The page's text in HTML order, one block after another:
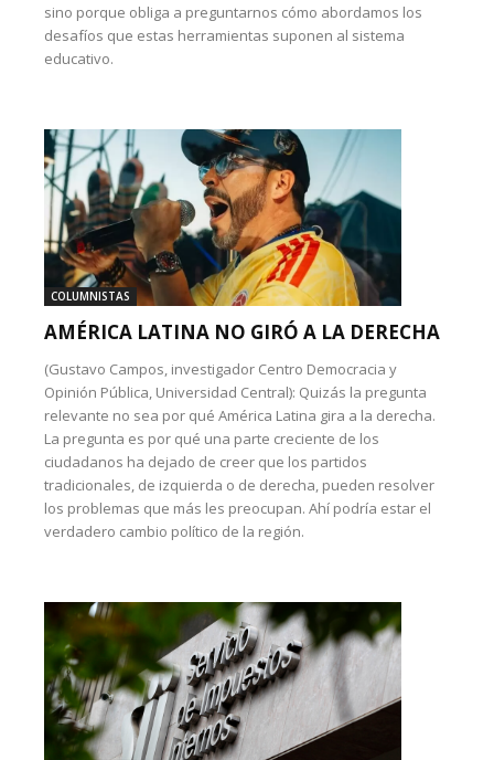
sino porque obliga a preguntarnos cómo abordamos los
desafíos que estas herramientas suponen al sistema
educativo.
COLUMNISTAS
AMÉRICA LATINA NO GIRÓ A LA DERECHA
(Gustavo Campos, investigador Centro Democracia y
Opinión Pública, Universidad Central): Quizás la pregunta
relevante no sea por qué América Latina gira a la derecha.
La pregunta es por qué una parte creciente de los
ciudadanos ha dejado de creer que los partidos
tradicionales, de izquierda o de derecha, pueden resolver
los problemas que más les preocupan. Ahí podría estar el
verdadero cambio político de la región.